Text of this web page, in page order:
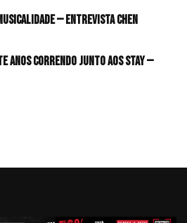
— Entrevista CHEN
anos correndo junto aos STAY —